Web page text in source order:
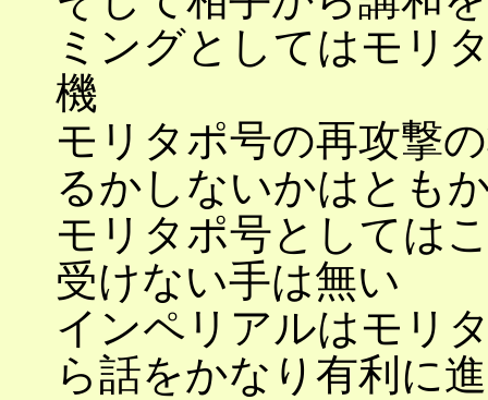
ミングとしてはモリ
機
モリタポ号の再攻撃
るかしないかはとも
モリタポ号としては
受けない手は無い
インペリアルはモリ
ら話をかなり有利に